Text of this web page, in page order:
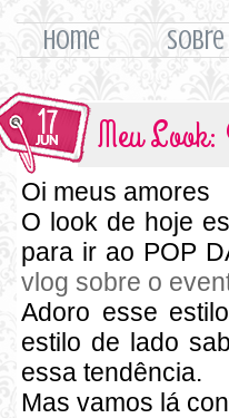
home
17
JUN Meu Look:
Oi meus amores
O look de hoje
para ir ao POP
vlog sobre o
Adoro esse
estilo de lado
essa tendência.
Mas vamos lá